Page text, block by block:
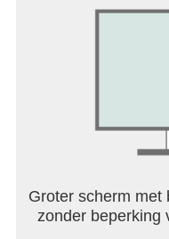
Groter scherm met
zonder beperking